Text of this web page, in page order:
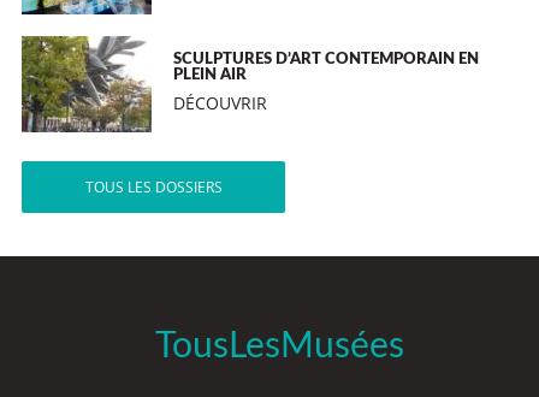
SCULPTURES D’ART CONTEMPORAIN EN
PLEIN AIR
DÉCOUVRIR
TOUS LES DOSSIERS
TousLesMusées